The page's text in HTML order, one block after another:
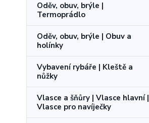
Oděv, obuv, brýle |
Termoprádlo
Oděv, obuv, brýle | Obuv a
holínky
Vybavení rybáře | Kleště a
nůžky
Vlasce a šňůry | Vlasce hlavní |
Vlasce pro navíječky